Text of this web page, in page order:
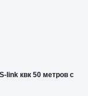
link квк 50 метров с